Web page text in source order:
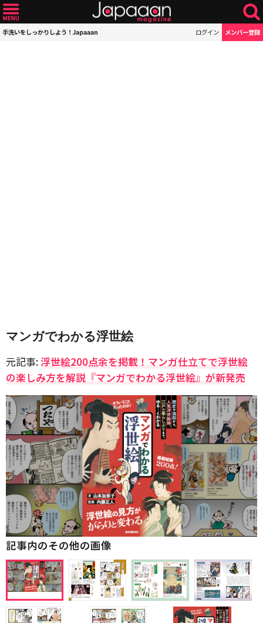
手洗いをしっかりしよう！Japaaan ログイン メンバー登録
マンガでわかる浮世絵
元記事:浮世絵200点余を掲載！マンガ仕立てで浮世絵
の楽しみ方を解説『マンガでわかる浮世絵』が新発売
記事内のその他の画像